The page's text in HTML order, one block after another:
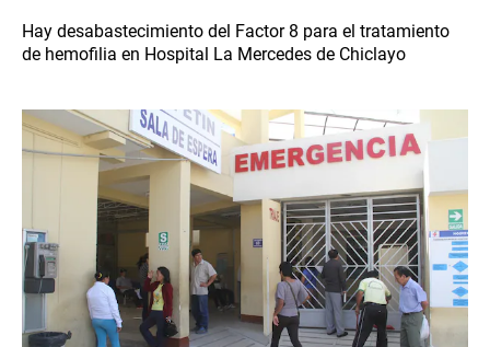
Hay desabastecimiento del Factor 8 para el tratamiento
de hemofilia en Hospital La Mercedes de Chiclayo